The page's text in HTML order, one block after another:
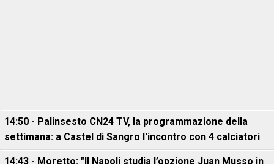
14:50 - Palinsesto CN24 TV, la programmazione della
settimana: a Castel di Sangro l'incontro con 4 calciatori
14:43 - Moretto: "Il Napoli studia l’opzione Juan Musso in